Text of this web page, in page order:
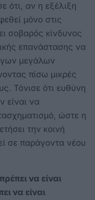
ότι, αν η εξέλιξη
μόνο στις
σοβαρός κίνδυνος
επανάστασης να
μεγάλων
πίσω μικρές
Τόνισε ότι ευθύνη
είναι να
ώστε η
την κοινή
σε παράγοντα νέου
να είναι
να είναι